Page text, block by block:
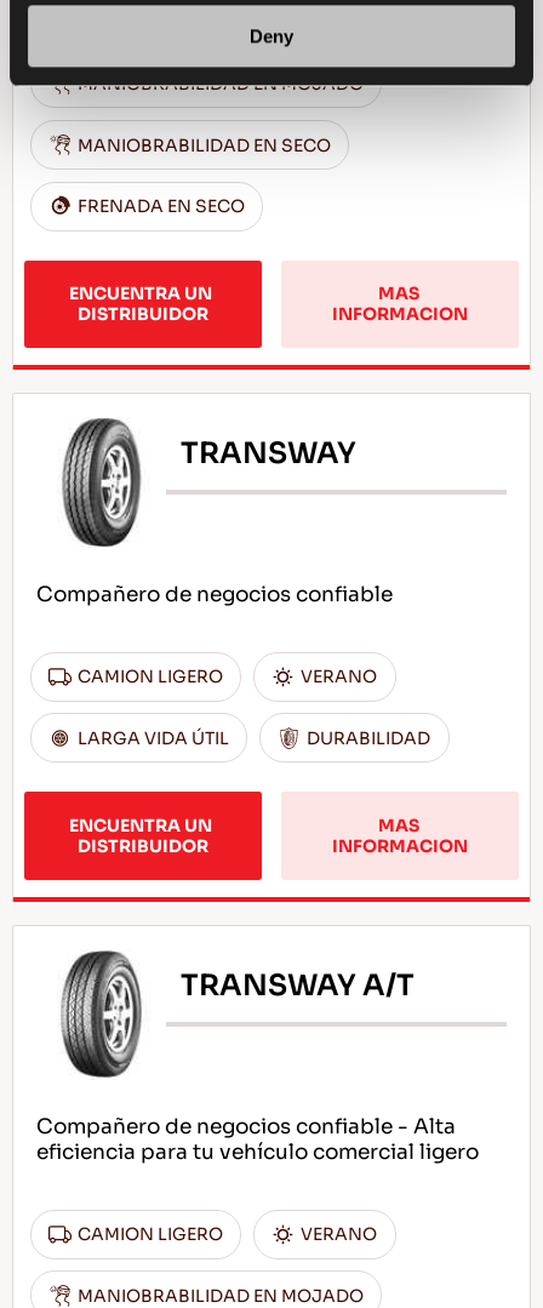
Deny
MANIOBRABILIDAD EN MOJADO
MANIOBRABILIDAD EN SECO
FRENADA EN SECO
ENCUENTRA UN
DISTRIBUIDOR
MAS
INFORMACION
TRANSWAY
Compañero de negocios confiable
CAMION LIGERO VERANO
LARGA VIDA ÚTIL DURABILIDAD
ENCUENTRA UN
DISTRIBUIDOR
MAS
INFORMACION
TRANSWAY A/T
Compañero de negocios confiable - Alta
eficiencia para tu vehículo comercial ligero
CAMION LIGERO VERANO
MANIOBRABILIDAD EN MOJADO